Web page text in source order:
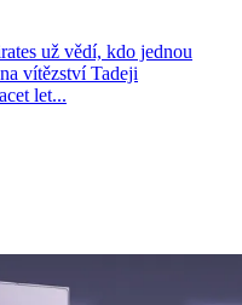
už vědí, kdo jednou
vítězství Tadeji
let...